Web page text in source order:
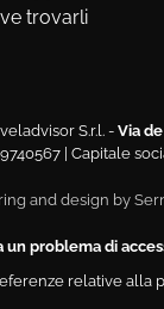
trovarli
S.r.l. -Via
| Capitale
and design by
un problema di
relative alla